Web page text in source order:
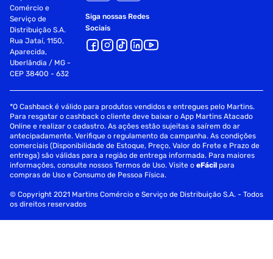
Comércio e
Serviço de
Distribuição S.A.
Rua Jataí, 1150,
Aparecida,
Uberlândia / MG -
CEP 38400 - 632
Siga nossas Redes
Sociais
*O Cashback é válido para produtos vendidos e entregues pelo Martins.
Para resgatar o cashback o cliente deve baixar o App Martins Atacado
Online e realizar o cadastro. As ações estão sujeitas a saírem do ar
antecipadamente. Verifique o regulamento da campanha. As condições
comerciais (Disponibilidade de Estoque, Preço, Valor do Frete e Prazo de
entrega) são válidas para a região de entrega informada. Para maiores
informações, consulte nossos Termos de Uso. Visite oeFácil para
compras de Uso e Consumo de Pessoa Física.
© Copyright 2021 Martins Comércio e Serviço de Distribuição S.A. - Todos
os direitos reservados